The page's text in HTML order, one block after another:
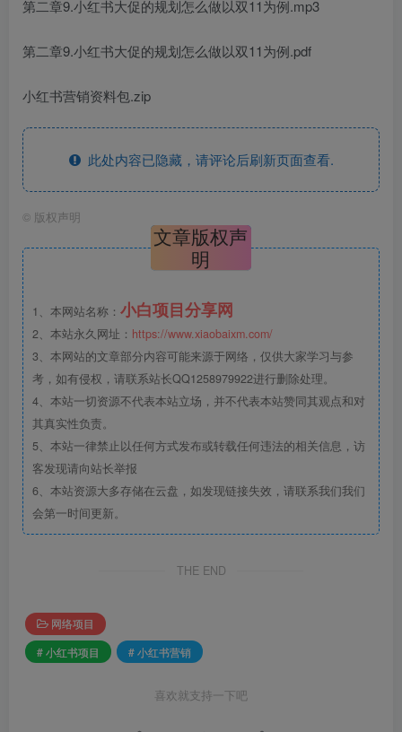
第二章9.小红书大促的规划怎么做以双11为例.mp3
第二章9.小红书大促的规划怎么做以双11为例.pdf
小红书营销资料包.zip
此处内容已隐藏，请评论后刷新页面查看.
© 版权声明
文章版权声
明
1、本网站名称： 小白项目分享网
2、本站永久网址： https://www.xiaobaixm.com/
3、本网站的文章部分内容可能来源于网络，仅供大家学习与参
考，如有侵权，请联系站长QQ1258979922进行删除处理。
4、本站一切资源不代表本站立场，并不代表本站赞同其观点和对
其真实性负责。
5、本站一律禁止以任何方式发布或转载任何违法的相关信息，访
客发现请向站长举报
6、本站资源大多存储在云盘，如发现链接失效，请联系我们我们
会第一时间更新。
THE END
网络项目
# 小红书项目
# 小红书营销
喜欢就支持一下吧